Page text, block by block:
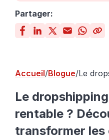
Partager:
Accueil Blogue Le
Le
rentable ?
transformer les